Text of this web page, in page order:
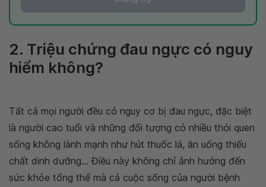
2. Triệu chứng đau ngực có nguy
hiểm không?
Tất cả mọi người đều có nguy cơ bị đau ngực, đặc biệt
là người cao tuổi và những đối tượng có nhiều thói quen
sống không lành mạnh như hút thuốc lá, ăn uống thiếu
chất dinh dưỡng... Điều này không chỉ ảnh hưởng đến
sức khỏe tổng thể mà cả cuộc sống của người bệnh